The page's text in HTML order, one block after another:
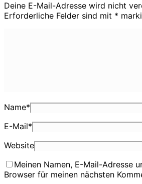
Deine E-Mail-Adresse wird nicht
Erforderliche Felder sind mit *
Name*
E-Mail*
Website
Meinen Namen, E-Mail-Adresse
Browser für meinen nächsten